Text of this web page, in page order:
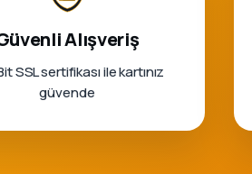
Alışveriş
SSL sertifikası ile kartınız
güvende